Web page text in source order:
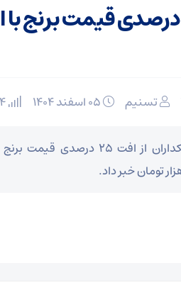
کاهش ۲۵ درصدی قیمت برنج
تسنیم
رئیس اتحادیه بنکداران از افت